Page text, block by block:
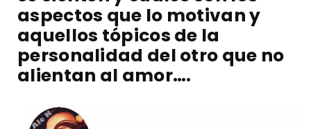
aspectos que lo motivan y
aquellos tópicos de la
personalidad del otro que no
alientan al amor….